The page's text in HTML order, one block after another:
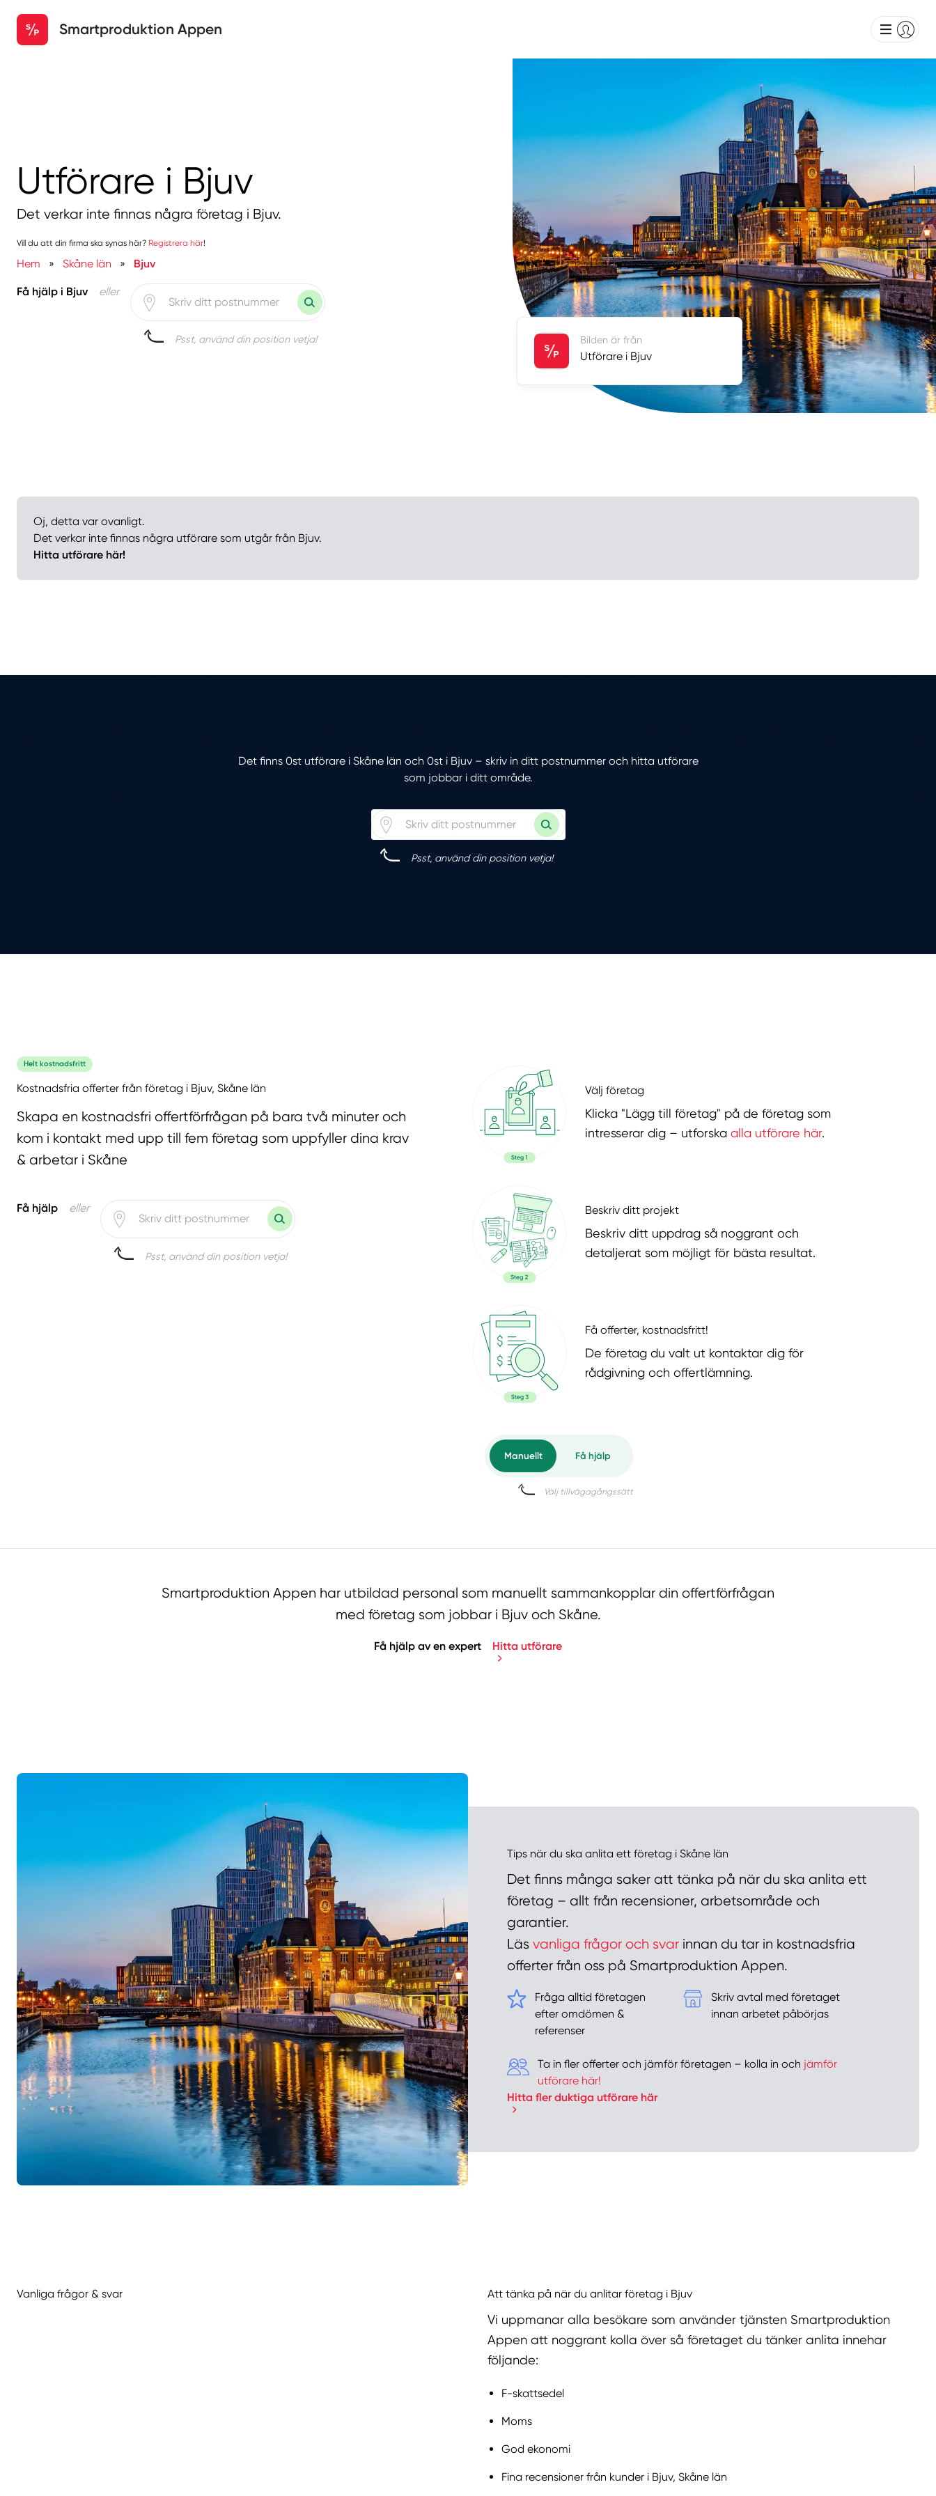
Smartproduktion Appen
Utförare i Bjuv
Det verkar inte finnas några företag i Bjuv.
Vill du att din firma ska synas här? Registrera här!
Hem » Skåne län » Bjuv
Få hjälp i Bjuv eller
Psst, använd din position vetja! Bilden är från
Utförare i Bjuv
Oj, detta var ovanligt.
Det verkar inte finnas några utförare som utgår från Bjuv.
Hitta utförare här!
Det finns 0st utförare i Skåne län och 0st i Bjuv – skriv in ditt postnummer och hitta utförare
som jobbar i ditt område.
Psst, använd din position vetja!
Helt kostnadsfritt
Kostnadsfria offerter från företag i Bjuv, Skåne län
Skapa en kostnadsfri offertförfrågan på bara två minuter och
kom i kontakt med upp till fem företag som uppfyller dina krav
& arbetar i Skåne
Få hjälp eller
Psst, använd din position vetja!
Välj företag
Klicka "Lägg till företag" på de företag som
intresserar dig – utforska alla utförare här.
Beskriv ditt projekt
Beskriv ditt uppdrag så noggrant och
detaljerat som möjligt för bästa resultat.
Få offerter, kostnadsfritt!
De företag du valt ut kontaktar dig för
rådgivning och offertlämning.
Smartproduktion Appen har utbildad personal som manuellt sammankopplar din offertförfrågan
med företag som jobbar i Bjuv och Skåne.
Få hjälp av en expert Hitta utförare
Tips när du ska anlita ett företag i Skåne län
Det finns många saker att tänka på när du ska anlita ett
företag – allt från recensioner, arbetsområde och
garantier.
Läs vanliga frågor och svar innan du tar in kostnadsfria
offerter från oss på Smartproduktion Appen.
Fråga alltid företagen
efter omdömen &
referenser
Skriv avtal med företaget
innan arbetet påbörjas
Ta in fler offerter och jämför företagen – kolla in och jämför
utförare här!
Hitta fler duktiga utförare här
Vanliga frågor & svar Att tänka på när du anlitar företag i Bjuv
Vi uppmanar alla besökare som använder tjänsten Smartproduktion
Appen att noggrant kolla över så företaget du tänker anlita innehar
följande:
F-skattsedel
Moms
God ekonomi
Fina recensioner från kunder i Bjuv, Skåne län